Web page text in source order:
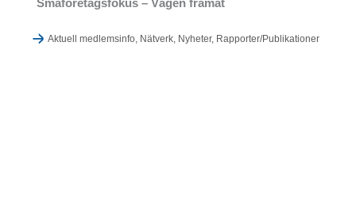
Småföretagsfokus – Vägen framåt
Aktuell medlemsinfo, Nätverk, Nyheter, Rapporter/Publikationer